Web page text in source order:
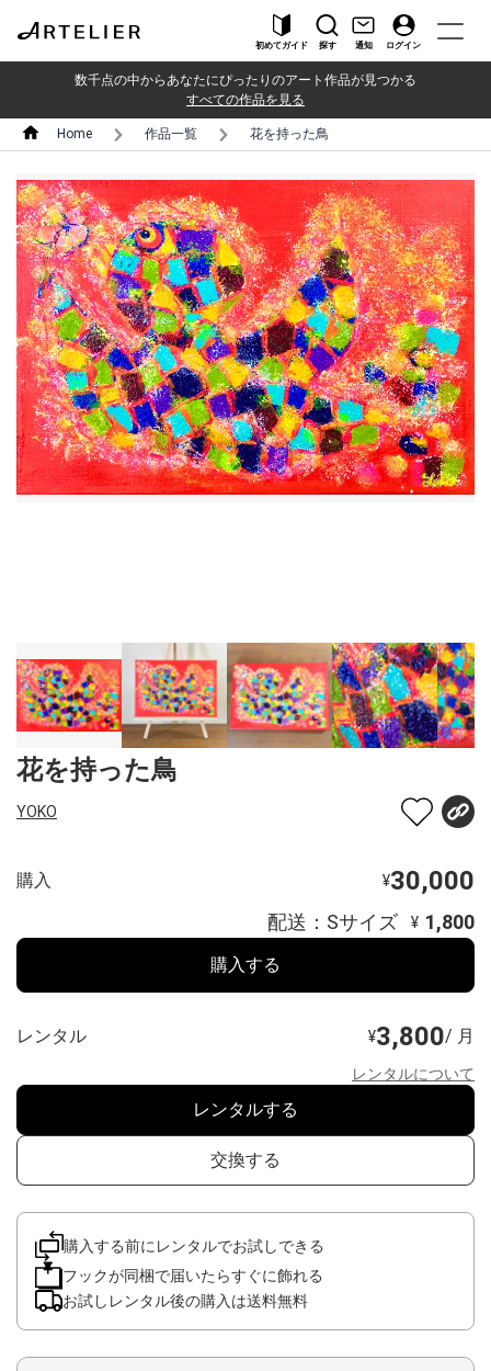
初めてガイド 探す 通知 ログイン
数千点の中からあなたにぴったりのアート作品が見つかる
すべての作品を見る
Home 作品一覧 花を持った鳥
花を持った鳥
YOKO
購入 ¥30,000
配送：Sサイズ ¥ 1,800
購入する
レンタル ¥3,800/ 月
レンタルについて
レンタルする
交換する
購入する前にレンタルでお試しできる
フックが同梱で届いたらすぐに飾れる
お試しレンタル後の購入は送料無料